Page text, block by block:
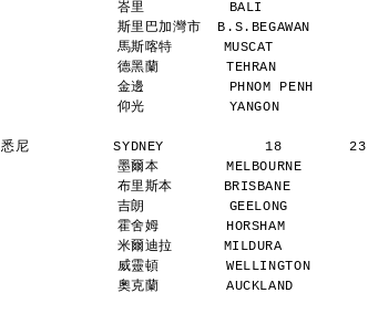
峇里          BALI
斯里巴加灣市  B.S.BEGAWAN
馬斯喀特      MUSCAT
德黑蘭        TEHRAN
金邊          PHNOM PENH
仰光          YANGON
悉尼          SYDNEY            18        23
墨爾本        MELBOURNE
布里斯本      BRISBANE
吉朗          GEELONG
霍舍姆        HORSHAM
米爾迪拉      MILDURA
威靈頓        WELLINGTON
奧克蘭        AUCKLAND